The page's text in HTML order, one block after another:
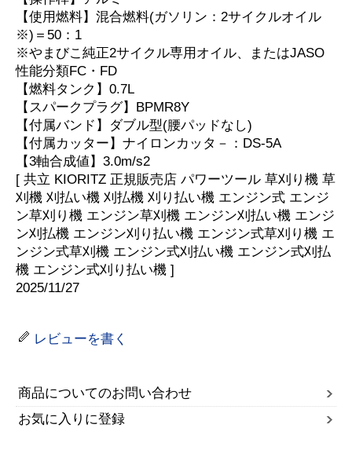
【使用燃料】混合燃料(ガソリン：2サイクルオイル
※)＝50：1
※やまびこ純正2サイクル専用オイル、またはJASO
性能分類FC・FD
【燃料タンク】0.7L
【スパークプラグ】BPMR8Y
【付属バンド】ダブル型(腰パッドなし)
【付属カッター】ナイロンカッタ－：DS-5A
【3軸合成値】3.0m/s2
[ 共立 KIORITZ 正規販売店 パワーツール 草刈り機 草
刈機 刈払い機 刈払機 刈り払い機 エンジン式 エンジ
ン草刈り機 エンジン草刈機 エンジン刈払い機 エンジ
ン刈払機 エンジン刈り払い機 エンジン式草刈り機 エ
ンジン式草刈機 エンジン式刈払い機 エンジン式刈払
機 エンジン式刈り払い機 ]
2025/11/27
レビューを書く
商品についてのお問い合わせ
お気に入りに登録